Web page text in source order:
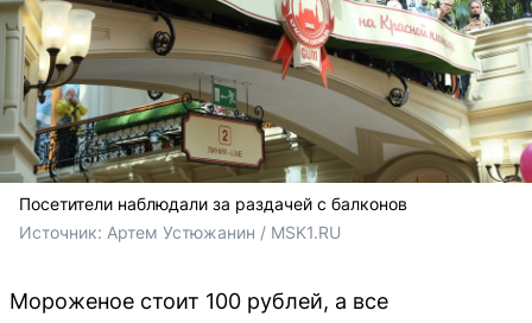
Посетители наблюдали за раздачей с балконов
Источник: Артем Устюжанин / MSK1.RU
Мороженое стоит 100 рублей, а все